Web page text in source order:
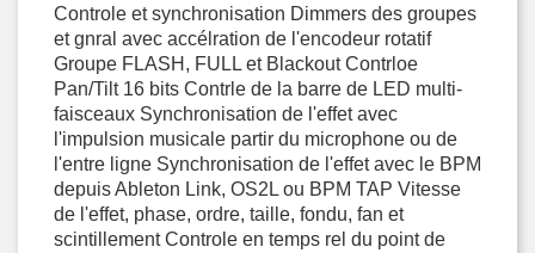
Controle et synchronisation Dimmers des groupes
et gnral avec accélration de l'encodeur rotatif
Groupe FLASH, FULL et Blackout Contrloe
Pan/Tilt 16 bits Contrle de la barre de LED multi-
faisceaux Synchronisation de l'effet avec
l'impulsion musicale partir du microphone ou de
l'entre ligne Synchronisation de l'effet avec le BPM
depuis Ableton Link, OS2L ou BPM TAP Vitesse
de l'effet, phase, ordre, taille, fondu, fan et
scintillement Controle en temps rel du point de